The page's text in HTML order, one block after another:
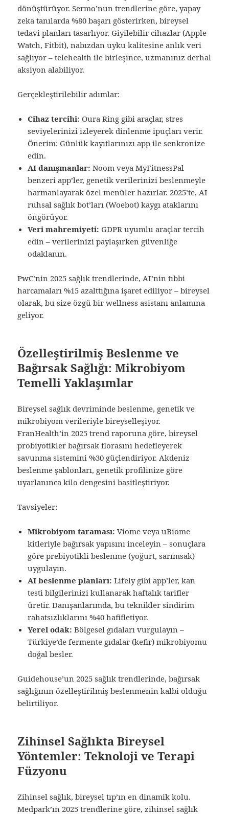
dönüştürüyor. Sermo’nun trendlerine göre, yapay
zeka tanılarda %80 başarı gösterirken, bireysel
tedavi planları tasarlıyor. Giyilebilir cihazlar (Apple
Watch, Fitbit), nabızdan uyku kalitesine anlık veri
sağlıyor – telehealth ile birleşince, uzmanınız derhal
aksiyon alabiliyor.
Gerçekleştirilebilir adımlar:
Cihaz tercihi: Oura Ring gibi araçlar, stres
seviyelerinizi izleyerek dinlenme ipuçları verir.
Önerim: Günlük kayıtlarınızı app ile senkronize
edin.
AI danışmanlar: Noom veya MyFitnessPal
benzeri app’ler, genetik verilerinizi beslenmeyle
harmanlayarak özel menüler hazırlar. 2025’te, AI
ruhsal sağlık bot’ları (Woebot) kaygı ataklarını
öngörüyor.
Veri mahremiyeti: GDPR uyumlu araçlar tercih
edin – verilerinizi paylaşırken güvenliğe
odaklanın.
PwC’nin 2025 sağlık trendlerinde, AI’nin tıbbi
harcamaları %15 azalttığına işaret ediliyor – bireysel
olarak, bu size özgü bir wellness asistanı anlamına
geliyor.
Özelleştirilmiş Beslenme ve
Bağırsak Sağlığı: Mikrobiyom
Temelli Yaklaşımlar
Bireysel sağlık devriminde beslenme, genetik ve
mikrobiyom verileriyle bireyselleşiyor.
FranHealth’in 2025 trend raporuna göre, bireysel
probiyotikler bağırsak florasını hedefleyerek
savunma sistemini %30 güçlendiriyor. Akdeniz
beslenme şablonları, genetik profilinize göre
uyarlanınca kilo dengesini basitleştiriyor.
Tavsiyeler:
Mikrobiyom taraması: Viome veya uBiome
kitleriyle bağırsak yapısını inceleyin – sonuçlara
göre prebiyotikli beslenme (yoğurt, sarımsak)
uygulayın.
AI beslenme planları: Lifely gibi app’ler, kan
testi bilgilerinizi kullanarak haftalık tarifler
üretir. Danışanlarımda, bu teknikler sindirim
rahatsızlıklarını %40 hafifletiyor.
Yerel odak: Bölgesel gıdaları vurgulayın –
Türkiye’de fermente gıdalar (kefir) mikrobiyomu
doğal besler.
Guidehouse’un 2025 sağlık trendlerinde, bağırsak
sağlığının özelleştirilmiş beslenmenin kalbi olduğu
belirtiliyor.
Zihinsel Sağlıkta Bireysel
Yöntemler: Teknoloji ve Terapi
Füzyonu
Zihinsel sağlık, bireysel tıp’ın en dinamik kolu.
Medpark’ın 2025 trendlerine göre, zihinsel sağlık